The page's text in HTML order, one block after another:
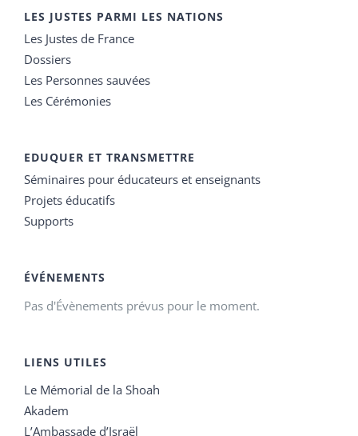
LES JUSTES PARMI LES NATIONS
Les Justes de France
Dossiers
Les Personnes sauvées
Les Cérémonies
EDUQUER ET TRANSMETTRE
Séminaires pour éducateurs et enseignants
Projets éducatifs
Supports
ÉVÉNEMENTS
Pas d'Évènements prévus pour le moment.
LIENS UTILES
Le Mémorial de la Shoah
Akadem
L’Ambassade d’Israël